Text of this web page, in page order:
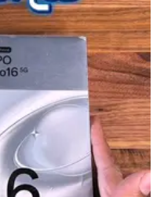
تاريخ الإصدار: 2025